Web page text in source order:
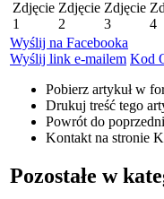
Wyślij na Facebooka
Wyślij link e-mailem Kod
Pobierz artykuł w
Drukuj treść tego
Powrót do
Kontakt na stronie
Pozostałe w